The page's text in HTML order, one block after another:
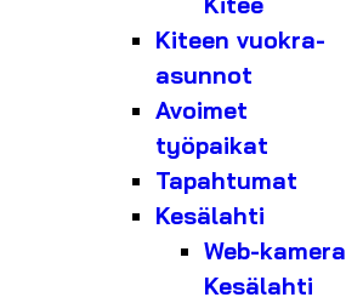
Kiteen vuokra-
asunnot
Avoimet
työpaikat
Tapahtumat
Kesälahti
Web-kamera
Kesälahti